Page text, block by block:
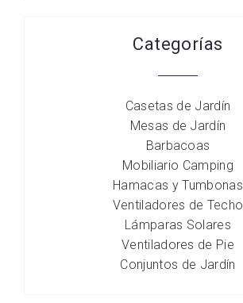
Categorías
Casetas de Jardín
Mesas de Jardín
Barbacoas
Mobiliario Camping
Hamacas y Tumbonas
Ventiladores de Techo
Lámparas Solares
Ventiladores de Pie
Conjuntos de Jardín